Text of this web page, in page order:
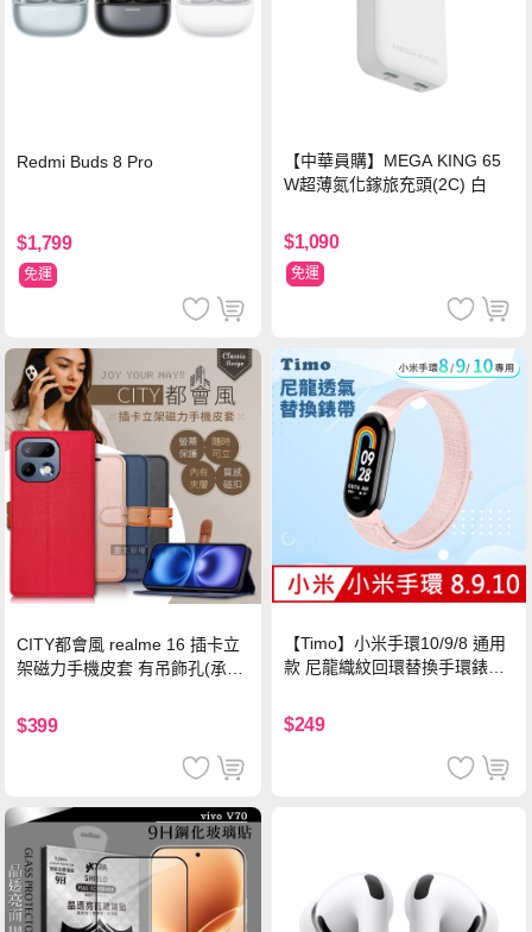
Redmi Buds 8 Pro
$1,799
免運
【中華員購】MEGA KING 65
W超薄氮化鎵旅充頭(2C) 白
$1,090
免運
CITY都會風 realme 16 插卡立
架磁力手機皮套 有吊飾孔(承諾
$399
【Timo】小米手環10/9/8 通用
款 尼龍織紋回環替換手環錶帶-
$249